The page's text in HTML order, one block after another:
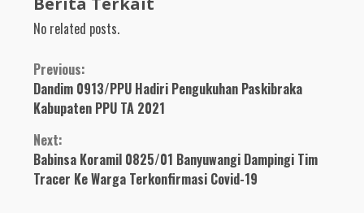
No related posts.
Continue
Reading
Previous:
Dandim 0913/PPU Hadiri Pengukuhan Paskibraka
Kabupaten PPU TA 2021
Next:
Babinsa Koramil 0825/01 Banyuwangi Dampingi Tim
Tracer Ke Warga Terkonfirmasi Covid-19